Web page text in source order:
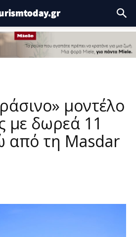
μοντέλο
με δωρεά 11
από τη Masdar